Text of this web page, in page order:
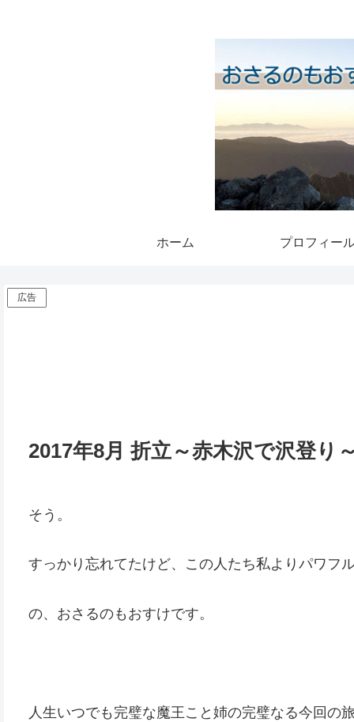
ホーム プロフィー
広告
2017年8月 折立～赤木沢で沢登り
そう。
すっかり忘れてたけど、この人たち私よりパワフル
の、おさるのもおすけです。
人生いつでも完璧な魔王こと姉の完璧なる今回の